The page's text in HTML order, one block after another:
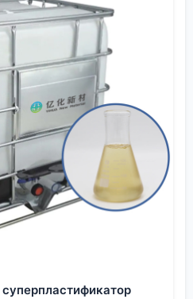
но и выстроить
качество сырья
сбыта для своей